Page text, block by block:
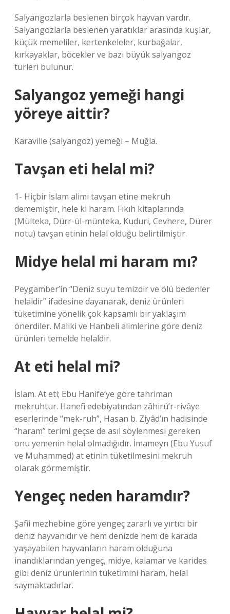
Salyangozlarla beslenen birçok hayvan vardır.
Salyangozlarla beslenen yaratıklar arasında kuşlar,
küçük memeliler, kertenkeleler, kurbağalar,
kırkayaklar, böcekler ve bazı büyük salyangoz
türleri bulunur.
Salyangoz yemeği hangi
yöreye aittir?
Karaville (salyangoz) yemeği – Muğla.
Tavşan eti helal mi?
1- Hiçbir İslam alimi tavşan etine mekruh
dememiştir, hele ki haram. Fıkıh kitaplarında
(Mülteka, Dürr-ül-münteka, Kuduri, Cevhere, Dürer
notu) tavşan etinin helal olduğu belirtilmiştir.
Midye helal mi haram mı?
Peygamber’in “Deniz suyu temizdir ve ölü bedenler
helaldir” ifadesine dayanarak, deniz ürünleri
tüketimine yönelik çok kapsamlı bir yaklaşım
önerdiler. Maliki ve Hanbeli alimlerine göre deniz
ürünleri temelde helaldir.
At eti helal mi?
İslam. At eti; Ebu Hanife’ye göre tahriman
mekruhtur. Hanefi edebiyatından zâhirü’r-rivâye
eserlerinde “mek-ruh”, Hasan b. Ziyâd’ın hadisinde
“haram” terimi geçse de asıl söylenmesi gereken
onu yemenin helal olmadığıdır. İmameyn (Ebu Yusuf
ve Muhammed) at etinin tüketilmesini mekruh
olarak görmemiştir.
Yengeç neden haramdır?
Şafii mezhebine göre yengeç zararlı ve yırtıcı bir
deniz hayvanıdır ve hem denizde hem de karada
yaşayabilen hayvanların haram olduğuna
inandıklarından yengeç, midye, kalamar ve karides
gibi deniz ürünlerinin tüketimini haram, helal
saymaktadırlar.